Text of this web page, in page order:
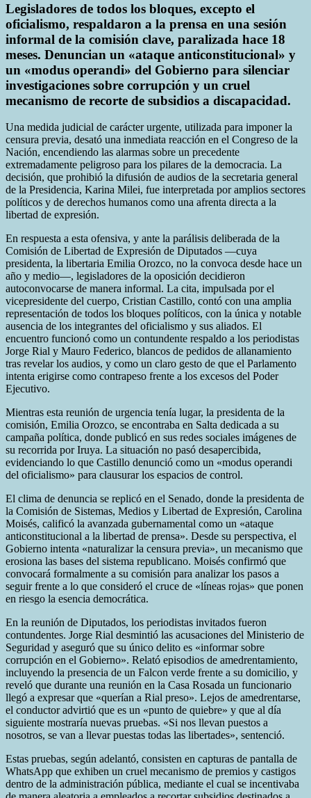
Legisladores de todos los bloques, excepto el
oficialismo, respaldaron a la prensa en una sesión
informal de la comisión clave, paralizada hace 18
meses. Denuncian un «ataque anticonstitucional» y
un «modus operandi» del Gobierno para silenciar
investigaciones sobre corrupción y un cruel
mecanismo de recorte de subsidios a discapacidad.
Una medida judicial de carácter urgente, utilizada para imponer la
censura previa, desató una inmediata reacción en el Congreso de la
Nación, encendiendo las alarmas sobre un precedente
extremadamente peligroso para los pilares de la democracia. La
decisión, que prohibió la difusión de audios de la secretaria general
de la Presidencia, Karina Milei, fue interpretada por amplios sectores
políticos y de derechos humanos como una afrenta directa a la
libertad de expresión.
En respuesta a esta ofensiva, y ante la parálisis deliberada de la
Comisión de Libertad de Expresión de Diputados —cuya
presidenta, la libertaria Emilia Orozco, no la convoca desde hace un
año y medio—, legisladores de la oposición decidieron
autoconvocarse de manera informal. La cita, impulsada por el
vicepresidente del cuerpo, Cristian Castillo, contó con una amplia
representación de todos los bloques políticos, con la única y notable
ausencia de los integrantes del oficialismo y sus aliados. El
encuentro funcionó como un contundente respaldo a los periodistas
Jorge Rial y Mauro Federico, blancos de pedidos de allanamiento
tras revelar los audios, y como un claro gesto de que el Parlamento
intenta erigirse como contrapeso frente a los excesos del Poder
Ejecutivo.
Mientras esta reunión de urgencia tenía lugar, la presidenta de la
comisión, Emilia Orozco, se encontraba en Salta dedicada a su
campaña política, donde publicó en sus redes sociales imágenes de
su recorrida por Iruya. La situación no pasó desapercibida,
evidenciando lo que Castillo denunció como un «modus operandi
del oficialismo» para clausurar los espacios de control.
El clima de denuncia se replicó en el Senado, donde la presidenta de
la Comisión de Sistemas, Medios y Libertad de Expresión, Carolina
Moisés, calificó la avanzada gubernamental como un «ataque
anticonstitucional a la libertad de prensa». Desde su perspectiva, el
Gobierno intenta «naturalizar la censura previa», un mecanismo que
erosiona las bases del sistema republicano. Moisés confirmó que
convocará formalmente a su comisión para analizar los pasos a
seguir frente a lo que consideró el cruce de «líneas rojas» que ponen
en riesgo la esencia democrática.
En la reunión de Diputados, los periodistas invitados fueron
contundentes. Jorge Rial desmintió las acusaciones del Ministerio de
Seguridad y aseguró que su único delito es «informar sobre
corrupción en el Gobierno». Relató episodios de amedrentamiento,
incluyendo la presencia de un Falcon verde frente a su domicilio, y
reveló que durante una reunión en la Casa Rosada un funcionario
llegó a expresar que «querían a Rial preso». Lejos de amedrentarse,
el conductor advirtió que es un «punto de quiebre» y que al día
siguiente mostraría nuevas pruebas. «Si nos llevan puestos a
nosotros, se van a llevar puestas todas las libertades», sentenció.
Estas pruebas, según adelantó, consisten en capturas de pantalla de
WhatsApp que exhiben un cruel mecanismo de premios y castigos
dentro de la administración pública, mediante el cual se incentivaba